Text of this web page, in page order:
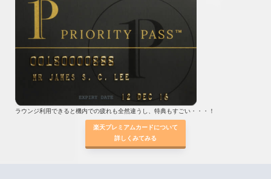
ラウンジ利用できると機内での疲れも全然違うし、特典もすごい・・・！
楽天プレミアムカードについて
詳しくみてみる